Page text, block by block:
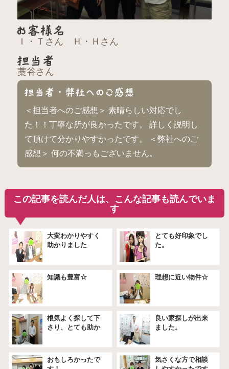
Ｉ・Ｔさん Ｈ・Ｈさん
藁谷さん
＜担当者へのご感想＞ 素晴らしい対応でし
た！！丁寧な所が良かったです。 詳しく説明し
て頂けて分かりやすかったです。 ＜弊社へのご
感想＞ 何の不満っもございません。
この記事を読んだ人は、こんな記事も読んでいま
す
大変わかりやすく
助かりました
とても好印象でし
た。
知識も豊富☆ 理想に近い物件☆
根気よく探して下
さり、とても助か
良い家探しが出来
ました。
おもしろかったで
気さくな方で相談